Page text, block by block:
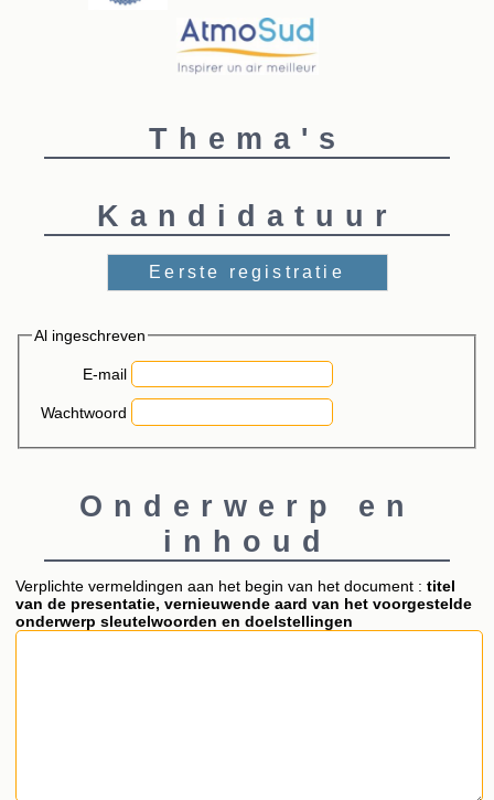
Thema's
Kandidatuur
Eerste registratie
Al ingeschreven
E-mail
Wachtwoord
Onderwerp en
inhoud
Verplichte vermeldingen aan het begin van het document : titel
van de presentatie, vernieuwende aard van het voorgestelde
onderwerp sleutelwoorden en doelstellingen